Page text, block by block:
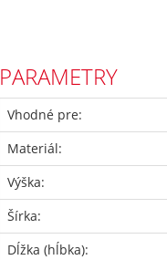
PARAMETRY
Vhodné pre:
Materiál:
Výška:
Šírka:
Dĺžka (hĺbka):